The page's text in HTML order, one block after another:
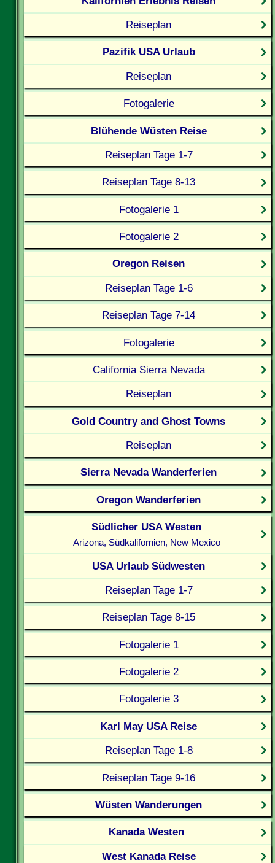
Reiseplan
Pazifik USA Urlaub
Reiseplan
Fotogalerie
Blühende Wüsten Reise
Reiseplan Tage 1-7
Reiseplan Tage 8-13
Fotogalerie 1
Fotogalerie 2
Oregon Reisen
Reiseplan Tage 1-6
Reiseplan Tage 7-14
Fotogalerie
California Sierra Nevada
Reiseplan
Gold Country and Ghost Towns
Reiseplan
Sierra Nevada Wanderferien
Oregon Wanderferien
Südlicher USA Westen
Arizona, Südkalifornien, New Mexico
USA Urlaub Südwesten
Reiseplan Tage 1-7
Reiseplan Tage 8-15
Fotogalerie 1
Fotogalerie 2
Fotogalerie 3
Karl May USA Reise
Reiseplan Tage 1-8
Reiseplan Tage 9-16
Wüsten Wanderungen
Kanada Westen
West Kanada Reise